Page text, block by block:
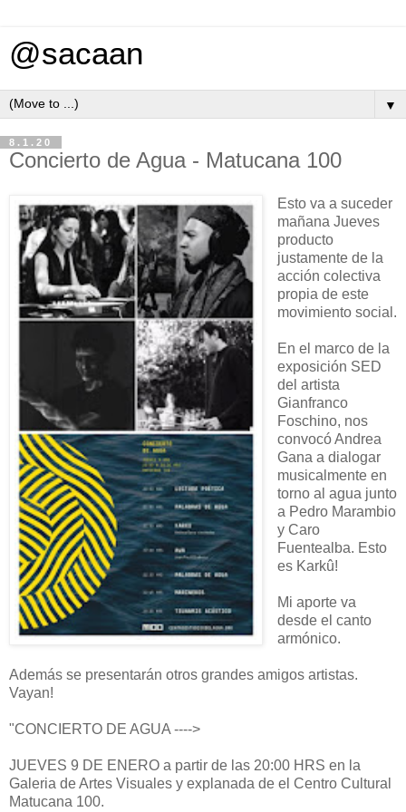
@sacaan
▼
8.1.20
Concierto de Agua - Matucana 100
Esto va a suceder
mañana Jueves
producto
justamente de la
acción colectiva
propia de este
movimiento social.
En el marco de la
exposición SED
del artista
Gianfranco
Foschino, nos
convocó Andrea
Gana a dialogar
musicalmente en
torno al agua junto
a Pedro Marambio
y Caro
Fuentealba. Esto
es Karkû!
Mi aporte va
desde el canto
armónico.
Además se presentarán otros grandes amigos artistas.
Vayan!
"CONCIERTO DE AGUA ---->
JUEVES 9 DE ENERO a partir de las 20:00 HRS en la
Galeria de Artes Visuales y explanada de el Centro Cultural
Matucana 100.